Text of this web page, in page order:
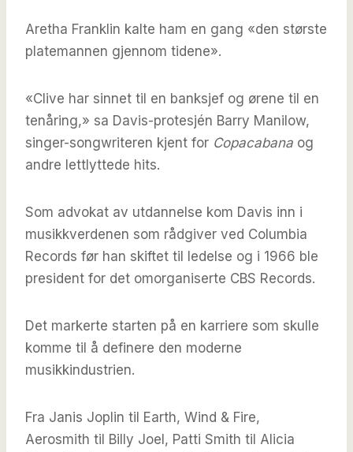
Aretha Franklin kalte ham en gang «den største
platemannen gjennom tidene».
«Clive har sinnet til en banksjef og ørene til en
tenåring,» sa Davis-protesjén Barry Manilow,
singer-songwriteren kjent for Copacabana og
andre lettlyttede hits.
Som advokat av utdannelse kom Davis inn i
musikkverdenen som rådgiver ved Columbia
Records før han skiftet til ledelse og i 1966 ble
president for det omorganiserte CBS Records.
Det markerte starten på en karriere som skulle
komme til å definere den moderne
musikkindustrien.
Fra Janis Joplin til Earth, Wind & Fire,
Aerosmith til Billy Joel, Patti Smith til Alicia